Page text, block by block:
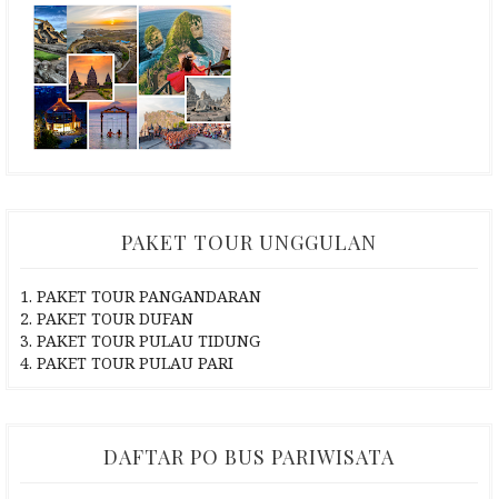
PAKET TOUR UNGGULAN
1. PAKET TOUR PANGANDARAN
2. PAKET TOUR DUFAN
3. PAKET TOUR PULAU TIDUNG
4. PAKET TOUR PULAU PARI
DAFTAR PO BUS PARIWISATA